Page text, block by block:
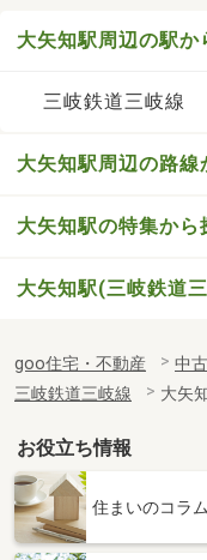
大矢知駅周辺の駅か
三岐鉄道三岐線
大矢知駅周辺の路線
大矢知駅の特集から
大矢知駅(三岐鉄道
goo住宅・不動産 中
三岐鉄道三岐線
大矢
お役立ち情報
住まいのコラム